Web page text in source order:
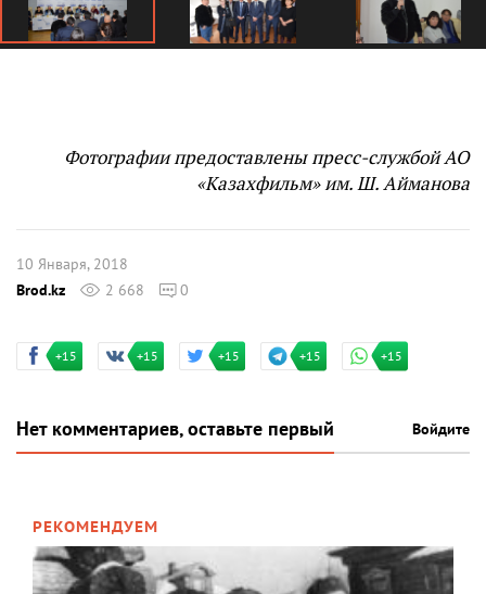
Фотографии предоставлены пресс-службой АО
«Казахфильм» им. Ш. Айманова
10 Января, 2018
Brod.kz
2 668 0
+15 +15 +15 +15 +15
Нет комментариев, оставьте первый Войдите
РЕКОМЕНДУЕМ